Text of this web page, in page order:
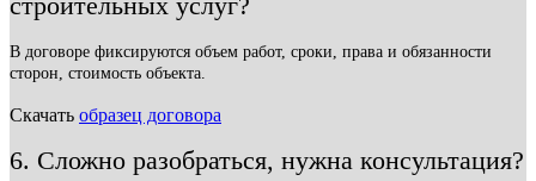
В договоре фиксируются объем работ, сроки, права и обязанности
сторон, стоимость объекта.
Скачать образец договора
6. Сложно разобраться, нужна консультация?